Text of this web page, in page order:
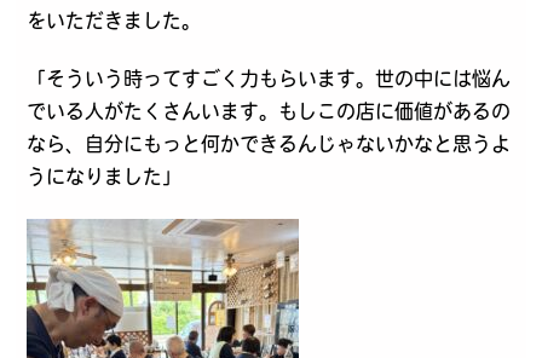
をいただきました。
「そういう時ってすごく力もらいます。世の中には悩ん
でいる人がたくさんいます。もしこの店に価値があるの
なら、自分にもっと何かできるんじゃないかなと思うよ
うになりました」